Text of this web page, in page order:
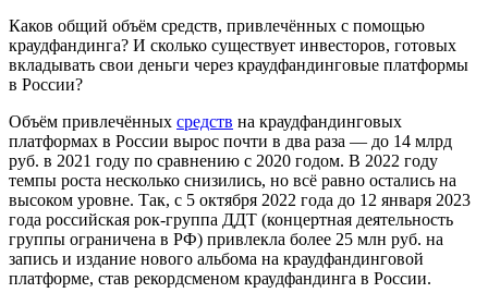
Каков общий объём средств, привлечённых с помощью
краудфандинга? И сколько существует инвесторов, готовых
вкладывать свои деньги через краудфандинговые платформы
в России?
Объём привлечённых средств на краудфандинговых
платформах в России вырос почти в два раза — до 14 млрд
руб. в 2021 году по сравнению с 2020 годом. В 2022 году
темпы роста несколько снизились, но всё равно остались на
высоком уровне. Так, с 5 октября 2022 года до 12 января 2023
года российская рок-группа ДДТ (концертная деятельность
группы ограничена в РФ) привлекла более 25 млн руб. на
запись и издание нового альбома на краудфандинговой
платформе, став рекордсменом краудфандинга в России.